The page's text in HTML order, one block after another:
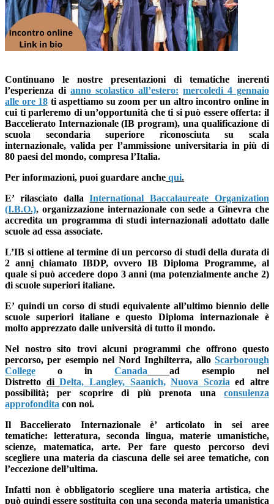
Continuano le nostre presentazioni di tematiche inerenti
l’esperienza di anno scolastico all’estero: mercoledi 4 gennaio
alle ore 18 ti aspettiamo su zoom per un altro incontro online in
cui ti parleremo di un’opportunità che ti si può essere offerta: il
Baccelierato Internazionale (IB program), una qualificazione di
scuola secondaria superiore riconosciuta su scala
internazionale, valida per l’ammissione universitaria in più di
80 paesi del mondo, compresa l’Italia.
Per informazioni, puoi guardare anche qui.
E’ rilasciato dallaInternational Baccalaureate Organization
(I.B.O.), organizzazione internazionale con sede a Ginevra che
accredita un programma di studi internazionali adottato dalle
scuole ad essa associate.
L’IB si ottiene al termine di un percorso di studi della durata di
2 anni chiamato IBDP, ovvero IB Diploma Programme, al
quale si può accedere dopo 3 anni (ma potenzialmente anche 2)
di scuole superiori italiane.
E’ quindi un corso di studi equivalente all’ultimo biennio delle
scuole superiori italiane e questo Diploma internazionale è
molto apprezzato dalle università di tutto il mondo.
Nel nostro sito trovi alcuni programmi che offrono questo
percorso, per esempio nel Nord Inghilterra, allo Scarborough
College o in Canada
ad esempio nel
Distretto di Delta, Langley, Saanich,Nuova Scozia ed altre
possibilità; per scoprire di più prenota una consulenza
approfondita con noi.
Il Baccelierato Internazionale è’ articolato in sei aree
tematiche: letteratura, seconda lingua, materie umanistiche,
scienze, matematica, arte. Per fare questo percorso devi
scegliere una materia da ciascuna delle sei aree tematiche, con
l’eccezione dell’ultima.
Infatti non è obbligatorio scegliere una materia artistica, che
può quindi essere sostituita con una seconda materia umanistica